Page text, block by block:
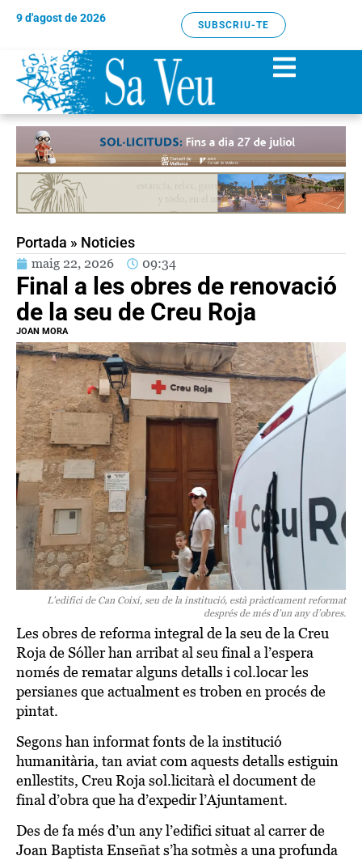
9 d'agost de 2026
SUBSCRIU-TE
Portada » Noticies
maig 22, 2026 09:34
Final a les obres de renovació
de la seu de Creu Roja
JOAN MORA
L’edifici de Can Coixí, seu de la institució, està pràcticament reformat
després de més d’un any d’obres.
Les obres de reforma integral de la seu de la Creu
Roja de Sóller han arribat al seu final a l’espera
només de rematar alguns detalls i col.locar les
persianes que actualment es troben en procés de
pintat.
Segons han informat fonts de la institució
humanitària, tan aviat com aquests detalls estiguin
enllestits, Creu Roja sol.licitarà el document de
final d’obra que ha d’expedir l’Ajuntament.
Des de fa més d’un any l’edifici situat al carrer de
Joan Baptista Enseñat s’ha sotmès a una profunda